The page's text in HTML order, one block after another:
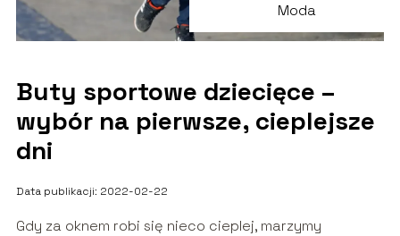
Moda
Buty sportowe dziecięce –
wybór na pierwsze, cieplejsze
dni
Data publikacji: 2022-02-22
Gdy za oknem robi się nieco cieplej, marzymy